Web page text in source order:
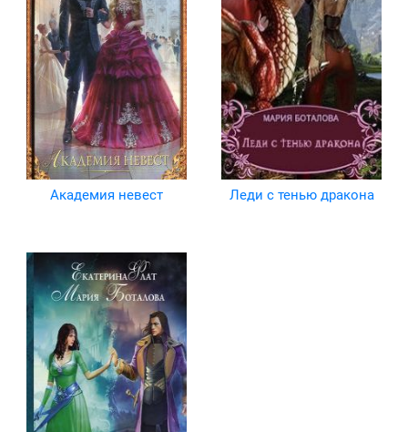
Академия невест Леди с тенью дракона